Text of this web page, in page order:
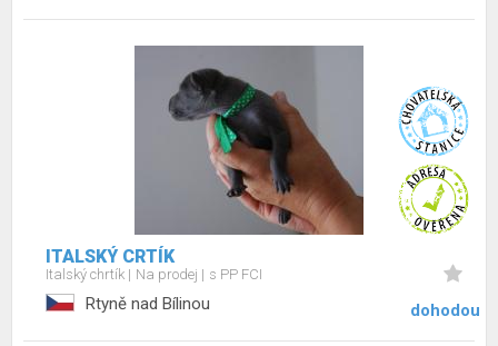
ITALSKÝ CRTÍK
Italský chrtík Na prodej s PP FCI
Rtyně nad Bílinou dohodou